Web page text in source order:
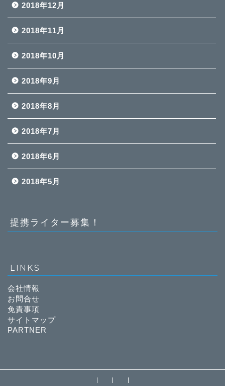
2018年12月
2018年11月
2018年10月
2018年9月
2018年8月
2018年7月
2018年6月
2018年5月
提携ライター募集！
LINKS
会社情報
お問合せ
免責事項
サイトマップ
PARTNER